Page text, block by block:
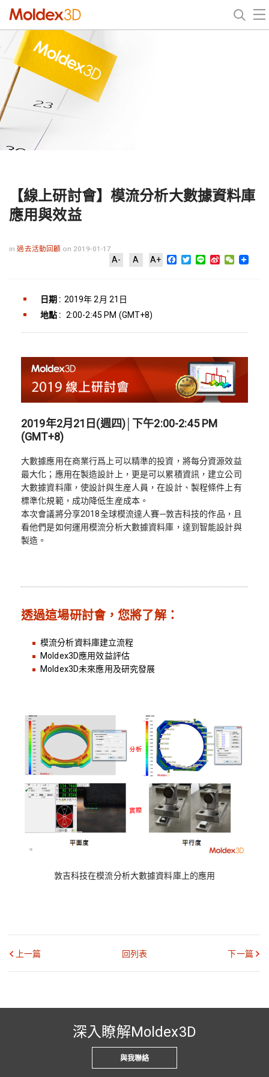
【線上研討會】模流分析大數據資料庫
應用與效益
in過去活動回顧 on 2019-01-17
A- A A+ Facebook
Twitter
Line Sina WeChat
日期 : 2019年 2月 21日
地點 : 2:00-2:45 PM (GMT+8)
2019年2月21日(週四)│下午2:00-2:45 PM
(GMT+8)
大數據應用在商業行爲上可以精準的投資，將每分資源效益
最大化；應用在製造設計上，更是可以累積資訊，建立公司
大數據資料庫，使設計與生産人員，在設計、製程條件上有
標準化規範，成功降低生産成本。
本次會議將分享2018全球模流達人賽─敦吉科技的作品，且
看他們是如何運用模流分析大數據資料庫，達到智能設計與
製造。
透過這場研討會，您將了解：
模流分析資料庫建立流程
Moldex3D應用效益評估
Moldex3D未來應用及研究發展
敦吉科技在模流分析大數據資料庫上的應用
上一篇 回列表 下一篇
深入瞭解Moldex3D
與我聯絡